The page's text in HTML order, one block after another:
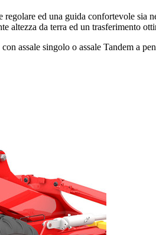
ed una guida confortevole
altezza da terra ed un trasferimento
assale singolo o assale Tandem a